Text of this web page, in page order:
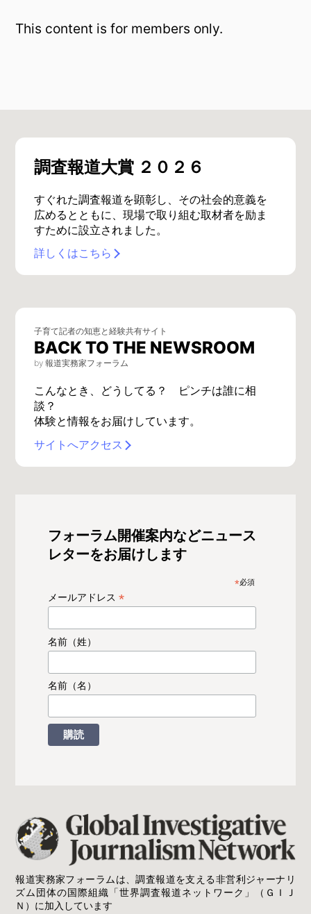
This content is for members only.
調査報道大賞 ２０２６
すぐれた調査報道を顕彰し、その社会的意義を
広めるとともに、現場で取り組む取材者を励ま
すために設立されました。
詳しくはこちら
子育て記者の知恵と経験共有サイト
BACK TO THE NEWSROOM
by 報道実務家フォーラム
こんなとき、どうしてる？ ピンチは誰に相
談？
体験と情報をお届けしています。
サイトへアクセス
フォーラム開催案内などニュース
レターをお届けします
*必須
メールアドレス*
名前（姓）
名前（名）
報道実務家フォーラムは、調査報道を支える非営利ジャーナリ
ズム団体の国際組織「世界調査報道ネットワーク」（ＧＩＪ
Ｎ）に加入しています